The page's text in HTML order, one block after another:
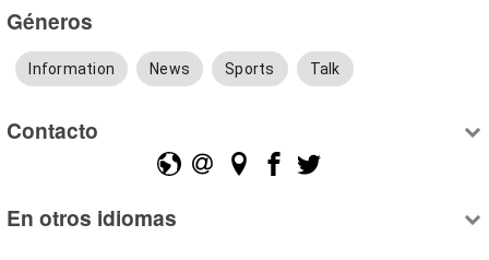
Géneros
Information News Sports Talk
Contacto
En otros idiomas